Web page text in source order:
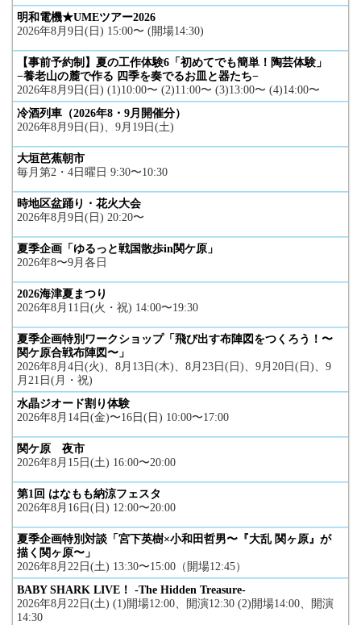
明和電機★UMEツアー2026
2026年8月9日(日) 15:00〜 (開場14:30)
【事前予約制】夏の工作体験6「初めてでも簡単！陶芸体験」
−養老山の麓で作る 四季を奏でるお皿と器たち−
2026年8月9日(日) (1)10:00〜 (2)11:00〜 (3)13:00〜 (4)14:00〜
冷酒列車（2026年8・9月開催分）
2026年8月9日(日)、9月19日(土)
大垣芭蕉朝市
毎月第2・4日曜日 9:30〜10:30
時地区盆踊り・花火大会
2026年8月9日(日) 20:20〜
夏季企画「ゆるっと戦国散歩in関ケ原」
2026年8〜9月各日
2026海津夏まつり
2026年8月11日(火・祝) 14:00〜19:30
夏季企画特別ワークショップ「飛び出す布陣図をつくろう！〜
関ケ原合戦布陣図〜」
2026年8月4日(火)、8月13日(木)、8月23日(日)、9月20日(日)、9
月21日(月・祝)
水晶ジオード割り体験
2026年8月14日(金)〜16日(日) 10:00〜17:00
関ケ原 夜市
2026年8月15日(土) 16:00〜20:00
第1回 はなもも納涼フェスタ
2026年8月16日(日) 12:00〜20:00
夏季企画特別対談「宮下英樹×小和田哲男〜『大乱 関ヶ原』が
描く関ヶ原〜」
2026年8月22日(土) 13:30〜15:00（開場12:45）
BABY SHARK LIVE！ -The Hidden Treasure-
2026年8月22日(土) (1)開場12:00、開演12:30 (2)開場14:00、開演
14:30